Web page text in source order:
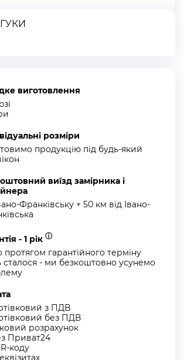
виготовлення
розміри
продукцію під будь-який
виїзд замірника і
Франківську + 50 км від Івано-
- 1 рік ⓘ
гарантійного терміну
сталося - ми безкоштовно усунемо
з ПДВ
без ПДВ
розрахунок
Приват24
коду